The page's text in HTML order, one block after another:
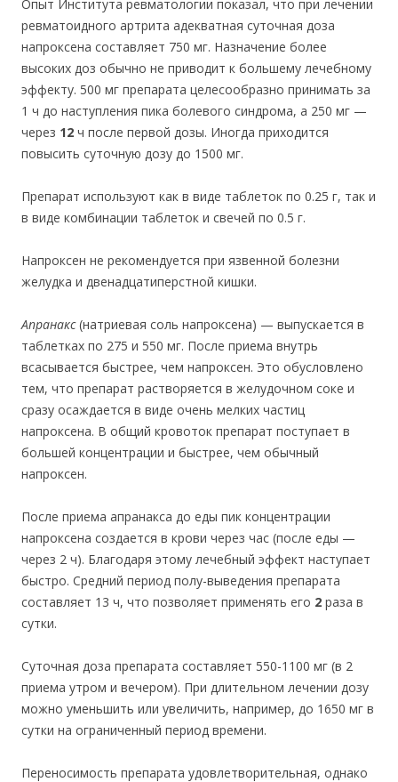
Опыт Института ревматологии показал, что при лечении
ревматоидного артрита адекватная суточная доза
напроксена составляет 750 мг. Назначение более
высоких доз обычно не приводит к большему лечебному
эффекту. 500 мг препарата целесообразно принимать за
1 ч до наступления пика болевого синдрома, а 250 мг —
через 12 ч после первой дозы. Иногда приходится
повысить суточную дозу до 1500 мг.
Препарат используют как в виде таблеток по 0.25 г, так и
в виде комбинации таблеток и свечей по 0.5 г.
Напроксен не рекомендуется при язвенной болезни
желудка и двенадцатиперстной кишки.
Апранакс(натриевая соль напроксена) — выпускается в
таблетках по 275 и 550 мг. После приема внутрь
всасывается быстрее, чем напроксен. Это обусловлено
тем, что препарат растворяется в желудочном соке и
сразу осаждается в виде очень мелких частиц
напроксена. В общий кровоток препарат поступает в
большей концентрации и быстрее, чем обычный
напроксен.
После приема апранакса до еды пик концентрации
напроксена создается в крови через час (после еды —
через 2 ч). Благодаря этому лечебный эффект наступает
быстро. Средний период полу-выведения препарата
составляет 13 ч, что позволяет применять его 2 раза в
сутки.
Суточная доза препарата составляет 550-1100 мг (в 2
приема утром и вечером). При длительном лечении дозу
можно уменьшить или увеличить, например, до 1650 мг в
сутки на ограниченный период времени.
Переносимость препарата удовлетворительная, однако